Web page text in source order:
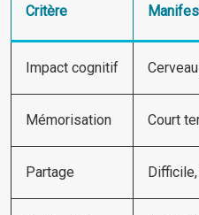
Critère
Impact cognitif
Mémorisation Court
Partage